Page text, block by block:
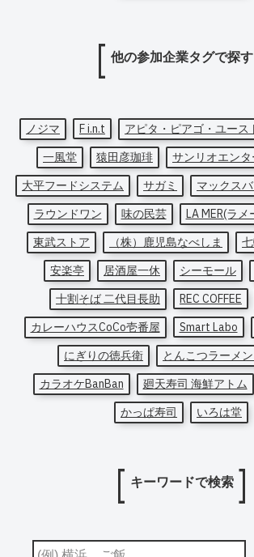
他の参加企業タグで探す
ノジマ F i.n.t アピタ・ピアゴ・ユース
一風堂
猿田彦珈琲
サンリオエン
大平フードシステム
サガミ マックス
ラウンドワン
味の民芸 LA MER(ラメ
東武ストア
（株）鹿児島なべしま
安楽亭
居酒屋一休 シーモール
十割そば 二代目長助
REC COFFEE
カレーハウスCoCo壱番屋
Smart Labo
にぎりの徳兵衛
とんこつラーメ
カラオケBanBan
廻天寿司 海鮮アトム
かっぱ寿司
いろは堂
キーワードで検索